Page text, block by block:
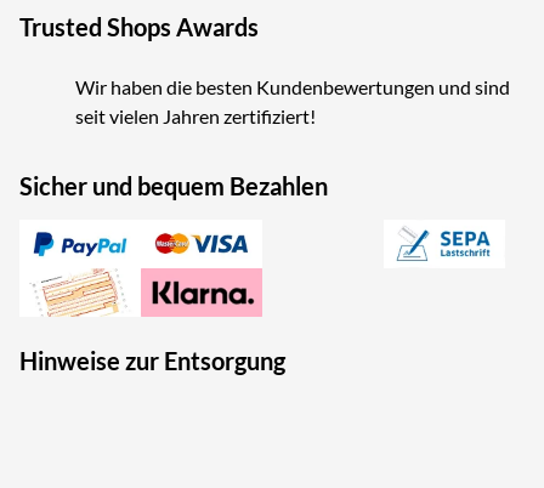
Trusted Shops Awards
Wir haben die besten Kundenbewertungen und sind
seit vielen Jahren zertifiziert!
Sicher und bequem Bezahlen
Hinweise zur Entsorgung